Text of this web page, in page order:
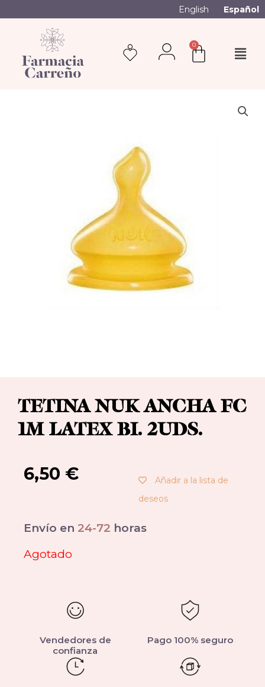
English Español
0
TETINA NUK ANCHA FC
1M LATEX BI. 2UDS.
6,50 €
Añadir a la lista de
deseos
Envío en 24-72 horas
Agotado
Vendedores de
confianza
Pago 100% seguro